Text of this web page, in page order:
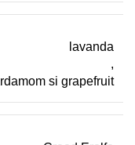
lavanda
,
si grapefruit